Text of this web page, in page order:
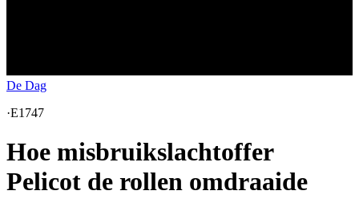
De Dag
·E1747
Hoe misbruikslachtoffer
Pelicot de rollen omdraaide